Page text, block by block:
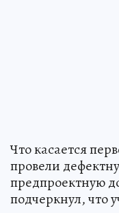
Что касается
провели
предпроектную
подчеркнул, что